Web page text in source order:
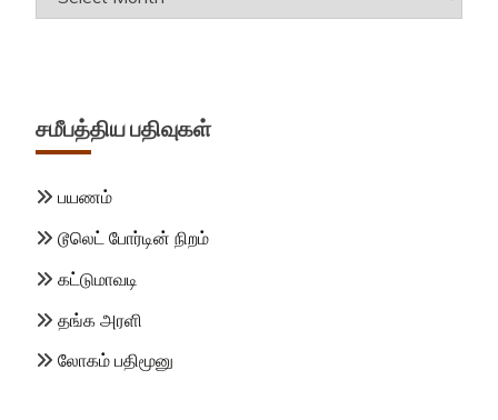
சமீபத்திய பதிவுகள்
பயணம்
டூலெட் போர்டின் நிறம்
கட்டுமாவடி
தங்க அரளி
லோகம் பதிமூனு